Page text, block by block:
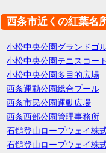
西条市近くの紅葉名
小松中央公園グランドゴ
小松中央公園テニスコート
小松中央公園多目的広場
西条運動公園総合プール
西条市民公園運動広場
西条西部公園管理事務所
石鎚登山ロープウェイ株
石鎚登山ロープウェイ株